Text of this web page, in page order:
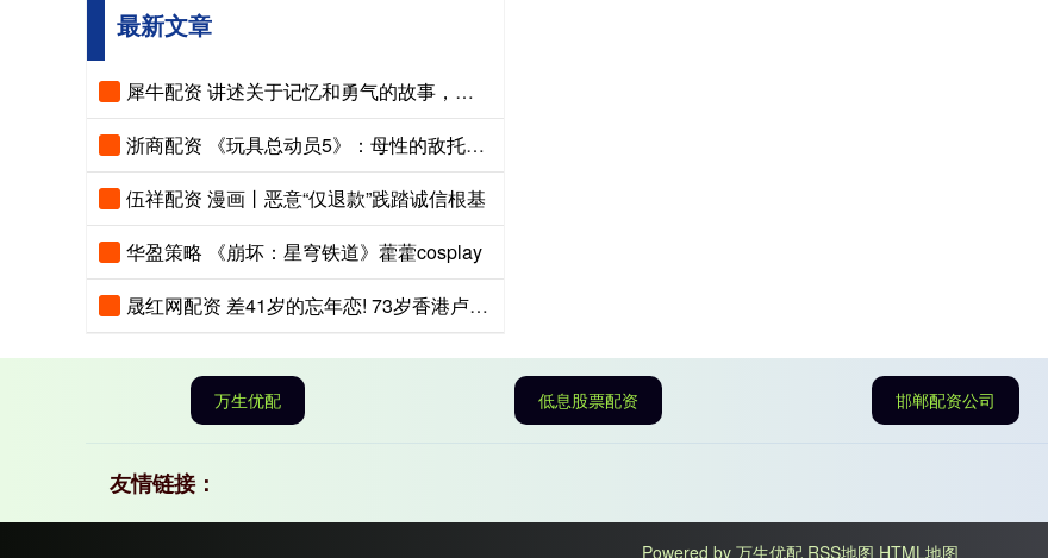
最新文章
犀牛配资 讲述关于记忆和勇气的故事，动画《记忆管理局》播出
浙商配资 《玩具总动员5》：母性的敌托邦与游牧的玩具
伍祥配资 漫画丨恶意“仅退款”践踏诚信根基
华盈策略 《崩坏：星穹铁道》藿藿cosplay
晟红网配资 差41岁的忘年恋! 73岁香港卢伟国迎娶好友90后女儿，网友说的现实
万生优配 低息股票配资 邯郸配资公司
友情链接：
Powered by 万生优配 RSS地图 HTML地图